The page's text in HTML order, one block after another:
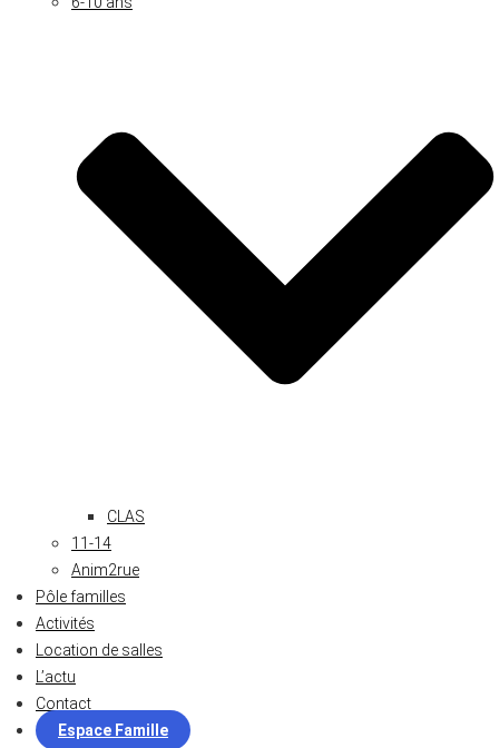
CLAS
11-14
Anim2rue
Pôle familles
Activités
Location de salles
L’actu
Contact
Espace Famille